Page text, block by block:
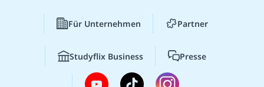
Für Unternehmen Partner
Studyflix Business Presse